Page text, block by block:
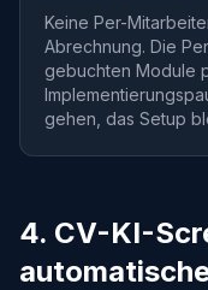
Keine Per-
Abrechnung. Die
gebuchten Module
gehen, das Setup
4. CV-KI-